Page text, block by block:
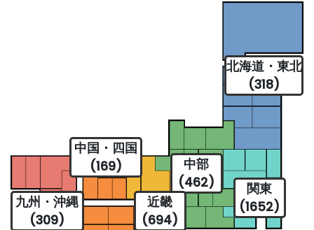
北海道・東北
(318)
関東
(1652)
中部
(462)
近畿
(694)
中国・四国
(169)
九州・沖縄
(309)